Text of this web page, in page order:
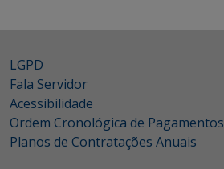
LGPD
Fala Servidor
Acessibilidade
Ordem Cronológica de Pagamentos
Planos de Contratações Anuais